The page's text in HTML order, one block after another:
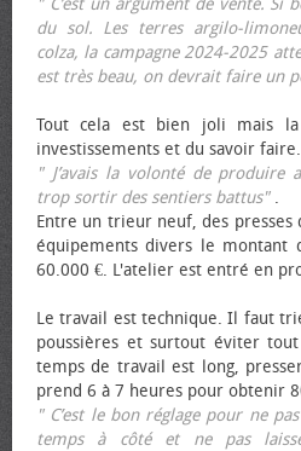
" C’est un argument de vente. Si
du sol. Les terres argilo-
colza, la campagne 2024-2025
est très beau, on devrait faire un
Tout cela est bien joli mais la
investissements et du savoir faire.
" J’avais la volonté de produire
trop sortir des sentiers battus".
Entre un trieur neuf, des presses
équipements divers le montant
60.000 €. L'atelier est entré en
Le travail est technique. Il faut
poussières et surtout éviter
temps de travail est long,
prend 6 à 7 heures pour obtenir
" C’est le bon réglage pour ne
temps à côté et ne pas